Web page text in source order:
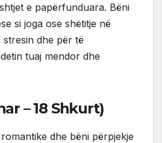
e papërfunduara. Bëni
si joga ose shëtitje në
dhe për të
tuaj mendor dhe
– 18 Shkurt)
dhe bëni përpjekje